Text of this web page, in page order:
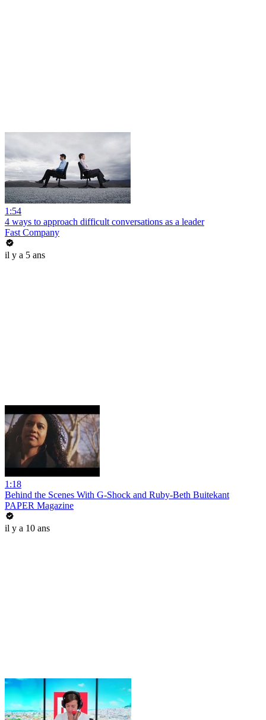
1:54
4 ways to approach difficult conversations as a leader
Fast Company
il y a 5 ans
1:18
Behind the Scenes With G-Shock and Ruby-Beth Buitekant
PAPER Magazine
il y a 10 ans